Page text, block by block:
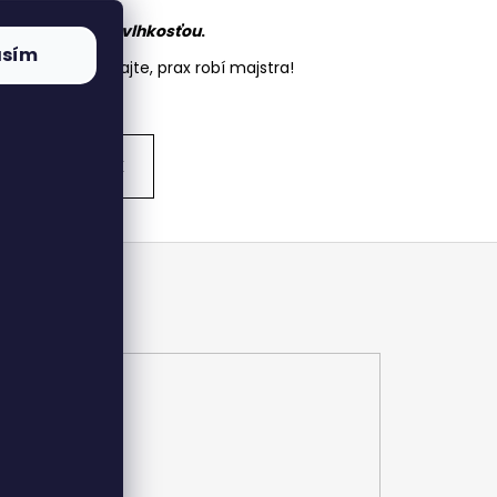
pred vlhkosťou.
Pamätajte, prax robí majstra!
ĎALŠÍ ČLÁNOK